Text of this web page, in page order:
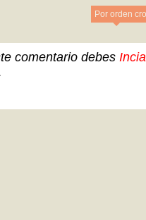
Por orden
comentario debes